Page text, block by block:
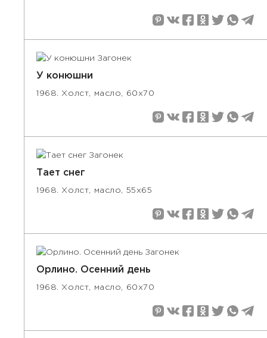
У конюшни
1968. Холст, масло, 60х70
Тает снег
1968. Холст, масло, 55х65
Орлино. Осенний день
1968. Холст, масло, 60х70